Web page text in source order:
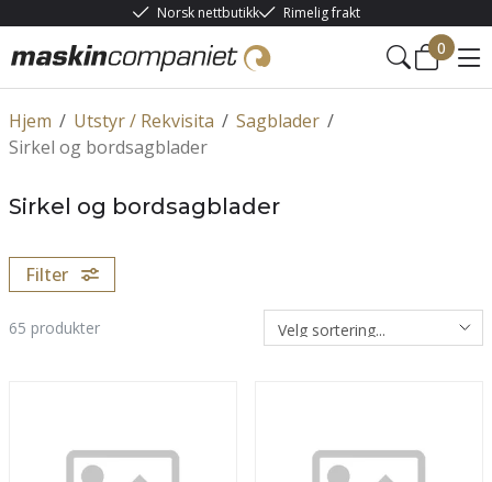
Norsk nettbutikk Rimelig frakt
0
/
Hjem /
Utstyr / Rekvisita /
Sagblader
Sirkel og bordsagblader
Sirkel og bordsagblader
Filter
65 produkter